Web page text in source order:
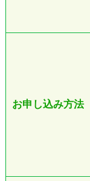
お申し込み方法